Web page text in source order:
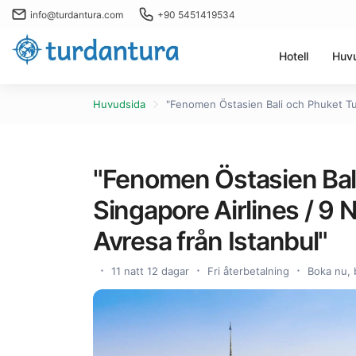
info@turdantura.com +90 5451419534
Hotell
Huvudsida "Fenomen Östasien Bali och Phuket
"Fenomen Östasien
Singapore Airlines / 9
Avresa från Istanbul"
11 natt 12 dagar Fri återbetalning Boka nu,